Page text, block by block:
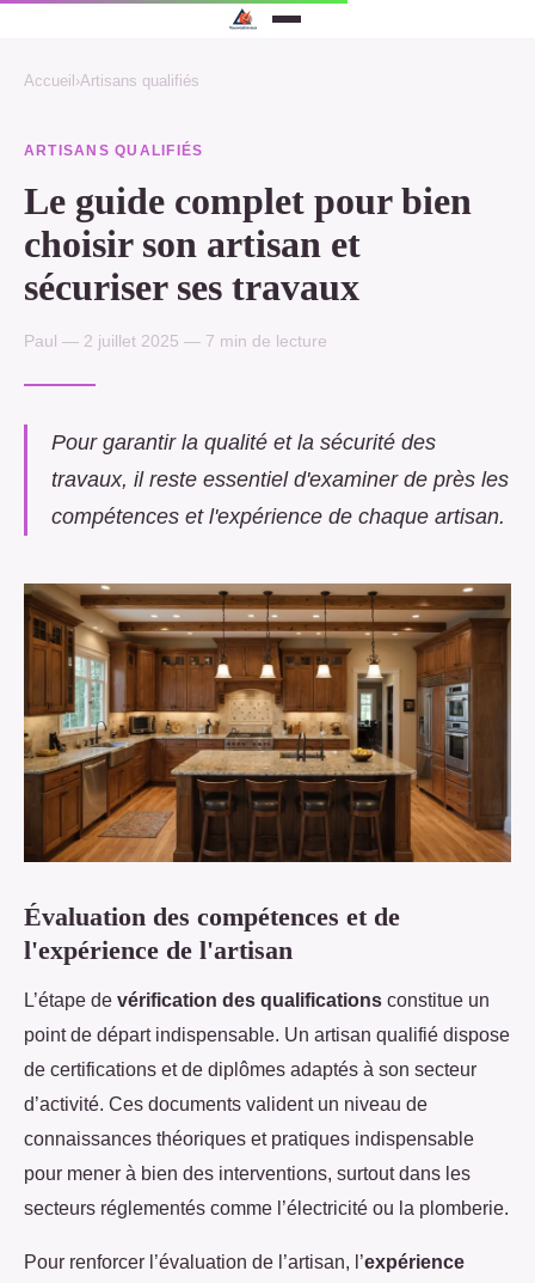
Accueil ›Artisans qualifiés
ARTISANS QUALIFIÉS
Le guide complet pour bien
choisir son artisan et
sécuriser ses travaux
Paul — 2 juillet 2025 — 7 min de lecture
Pour garantir la qualité et la sécurité des
travaux, il reste essentiel d'examiner de près les
compétences et l'expérience de chaque artisan.
Évaluation des compétences et de
l'expérience de l'artisan
L’étape de vérification des qualifications constitue un
point de départ indispensable. Un artisan qualifié dispose
de certifications et de diplômes adaptés à son secteur
d’activité. Ces documents valident un niveau de
connaissances théoriques et pratiques indispensable
pour mener à bien des interventions, surtout dans les
secteurs réglementés comme l’électricité ou la plomberie.
Pour renforcer l’évaluation de l’artisan, l’expérience